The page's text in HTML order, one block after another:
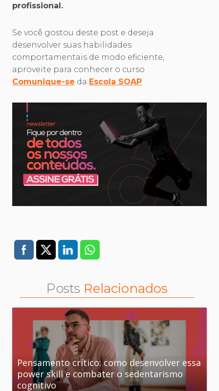
profissional.
Se você gostou deste post e deseja
desenvolver suas habilidades
comportamentais de modo eficiente,
aproveite para conhecer o curso
Comunique-se da Escola SOAP.
Posts Relacionados
Pensamento crítico: como desenvolver essa
power skill e combater o sedentarismo
cognitivo